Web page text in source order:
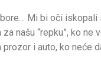
Mi bi oči
našu “repku”, ko
i auto, ko